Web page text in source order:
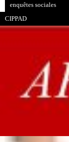
enquêtes sociales
CIPPAD